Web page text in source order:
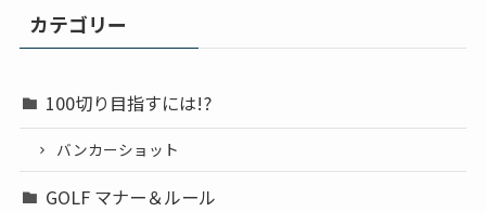
カテゴリー
100切り目指すには!?
バンカーショット
GOLF マナー＆ルール